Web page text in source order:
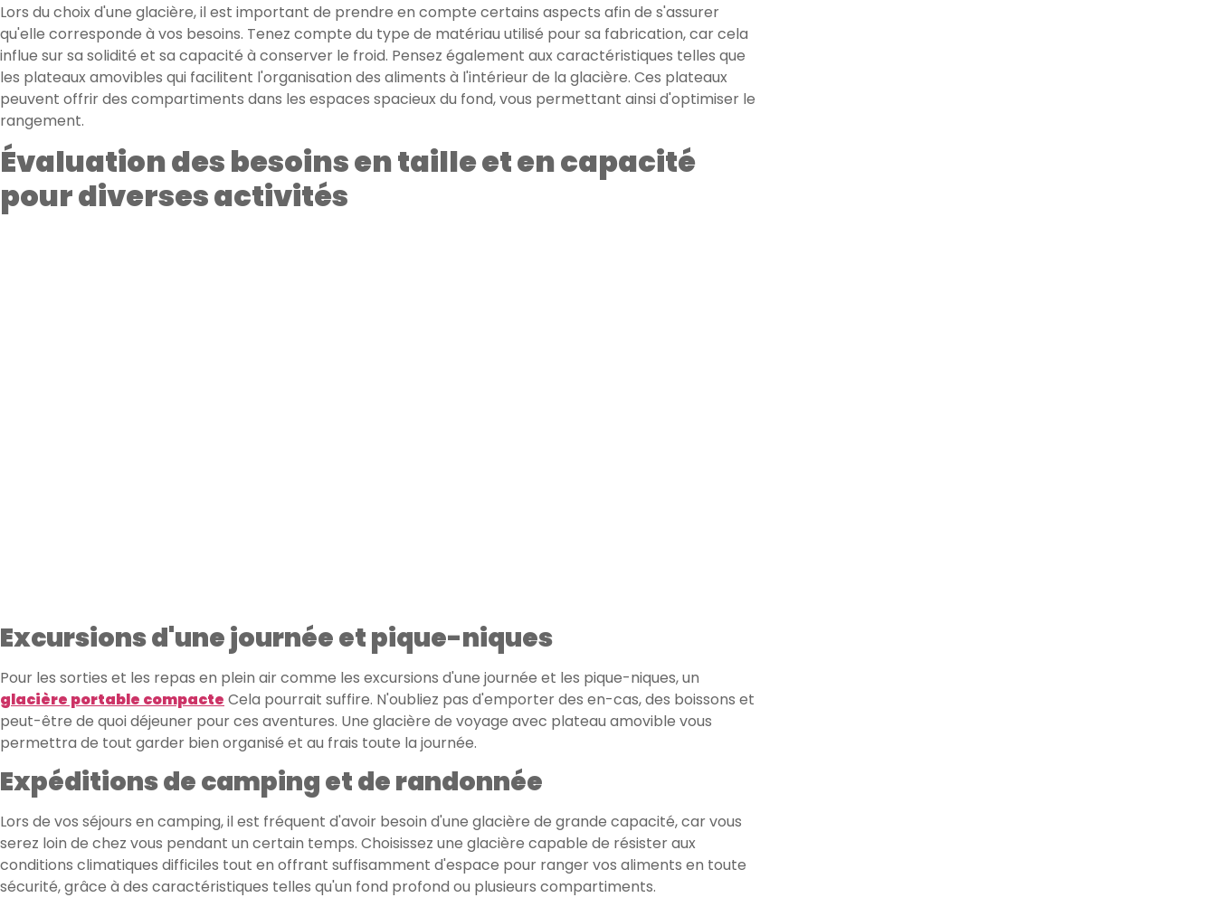
Lors du choix d'une glacière, il est important de prendre en compte certains aspects afin de s'assurer
qu'elle corresponde à vos besoins. Tenez compte du type de matériau utilisé pour sa fabrication, car cela
influe sur sa solidité et sa capacité à conserver le froid. Pensez également aux caractéristiques telles que
les plateaux amovibles qui facilitent l'organisation des aliments à l'intérieur de la glacière. Ces plateaux
peuvent offrir des compartiments dans les espaces spacieux du fond, vous permettant ainsi d'optimiser le
rangement.
Évaluation des besoins en taille et en capacité
pour diverses activités
Excursions d'une journée et pique-niques
Pour les sorties et les repas en plein air comme les excursions d'une journée et les pique-niques, un
glacière portable compacte Cela pourrait suffire. N'oubliez pas d'emporter des en-cas, des boissons et
peut-être de quoi déjeuner pour ces aventures. Une glacière de voyage avec plateau amovible vous
permettra de tout garder bien organisé et au frais toute la journée.
Expéditions de camping et de randonnée
Lors de vos séjours en camping, il est fréquent d'avoir besoin d'une glacière de grande capacité, car vous
serez loin de chez vous pendant un certain temps. Choisissez une glacière capable de résister aux
conditions climatiques difficiles tout en offrant suffisamment d'espace pour ranger vos aliments en toute
sécurité, grâce à des caractéristiques telles qu'un fond profond ou plusieurs compartiments.